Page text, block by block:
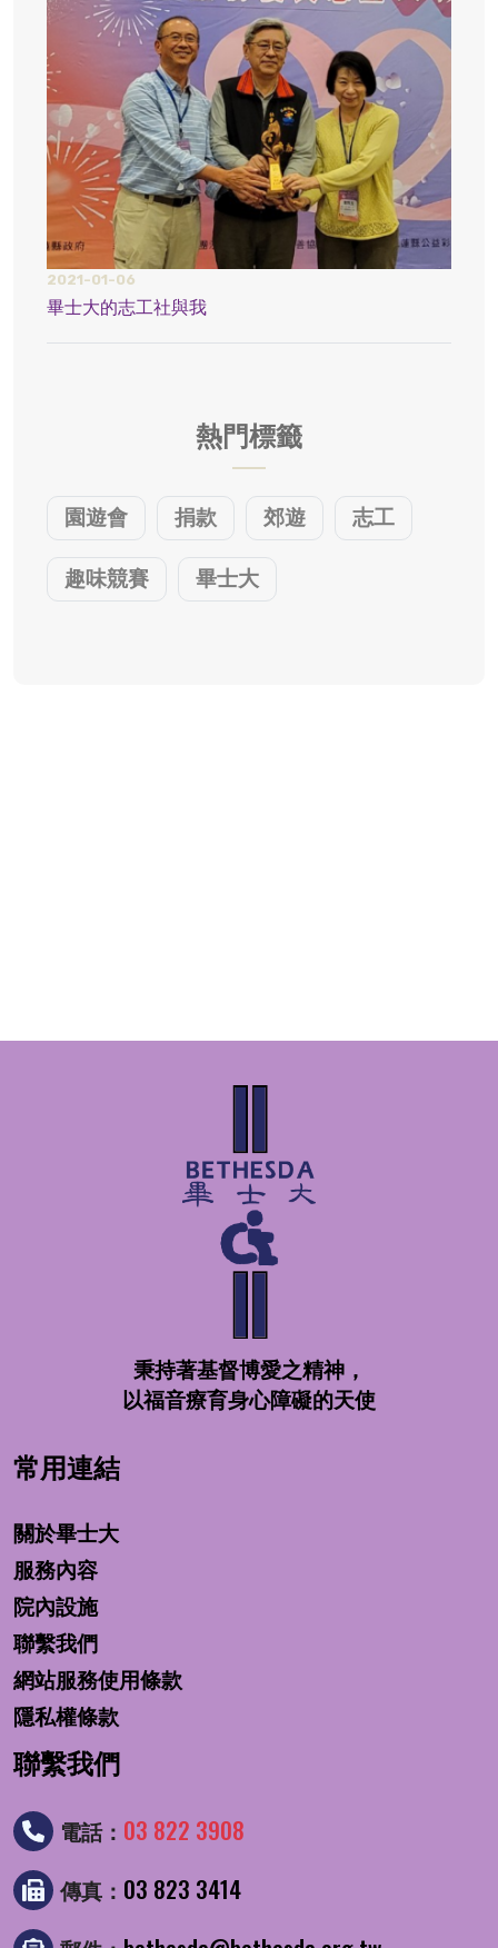
2021-01-06
畢士大的志工社與我
熱門標籤
園遊會 捐款 郊遊 志工
趣味競賽 畢士大
秉持著基督博愛之精神，
以福音療育身心障礙的天使
常用連結
關於畢士大
服務內容
院內設施
聯繫我們
網站服務使用條款
隱私權條款
聯繫我們
電話： 03 822 3908
傳真： 03 823 3414